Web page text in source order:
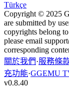
Türkçe
Copyright © 2025
are submitted by
copyrights belong
please email
corresponding
關於我們·服務條
充功能·GGEMU
v0.8.40